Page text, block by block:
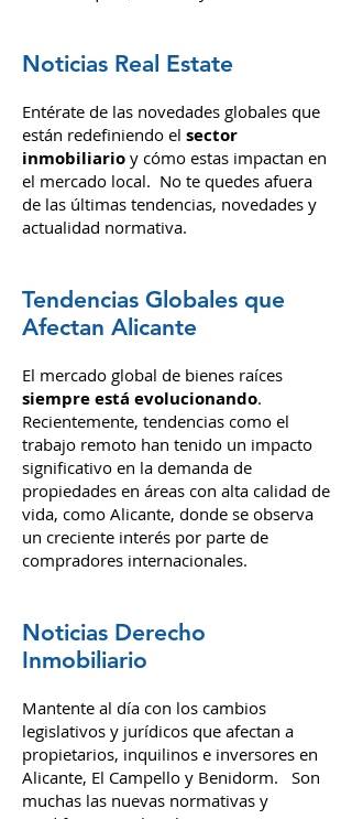
más tranquilo, familiar y residencial.
Noticias Real Estate
Entérate de las novedades globales que
están redefiniendo elsector
inmobiliarioy cómo estas impactan en
actualidad normativa.
Tendencias Globales que
Afectan Alicante
El mercado global de bienes raíces
siempre está evolucionando
Recientemente, tendencias como el
trabajo remoto han tenido un impacto
significativo en la demanda de
propiedades en áreas con alta calidad de
compradores internacionales.
Noticias Derecho
Inmobiliario
Mantente al día con los cambios
legislativos y jurídicos que afectan a